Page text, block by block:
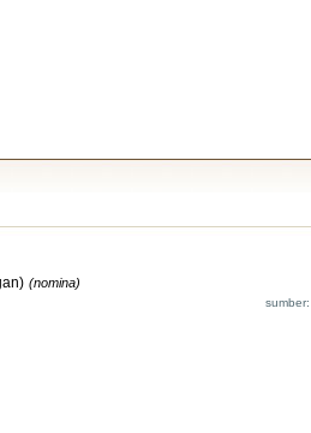
(nomina)